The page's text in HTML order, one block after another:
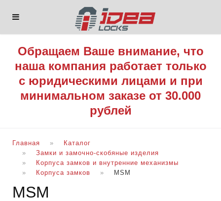
Обращаем Ваше внимание, что
наша компания работает только
с юридическими лицами и при
минимальном заказе от 30.000
рублей
Главная
Каталог
Замки и замочно-скобяные изделия
Корпуса замков и внутренние механизмы
Корпуса замков
MSM
MSM